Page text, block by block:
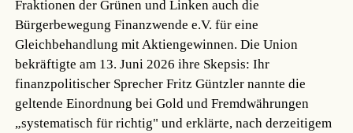
Fraktionen der Grünen und Linken auch die
Bürgerbewegung Finanzwende e.V. für eine
Gleichbehandlung mit Aktiengewinnen. Die Union
bekräftigte am 13. Juni 2026 ihre Skepsis: Ihr
finanzpolitischer Sprecher Fritz Güntzler nannte die
geltende Einordnung bei Gold und Fremdwährungen
„systematisch für richtig" und erklärte, nach derzeitigem